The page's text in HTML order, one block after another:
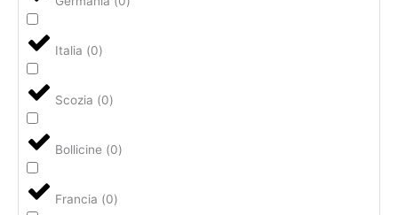
Italia (0)
Scozia (0)
Bollicine (0)
Francia (0)